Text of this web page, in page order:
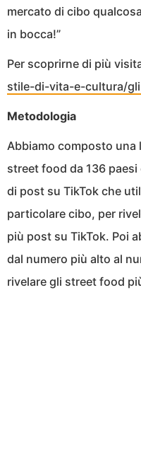
mercato di cibo
in bocca!”
Per scoprirne di più
stile-di-vita-e-cultura/
Metodologia
Abbiamo composto
street food da 136
di post su TikTok che
particolare cibo, per
più post su TikTok. Poi
dal numero più alto al
rivelare gli street food